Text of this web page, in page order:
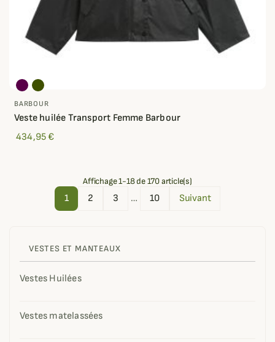
VESTES ET MANTEAUX
Vestes Huilées
Vestes matelassées
BARBOUR
Veste huilée Transport Femme Barbour
434,95 €
Affichage 1-18 de 170 article(s)
1 2 3 … 10 Suivant